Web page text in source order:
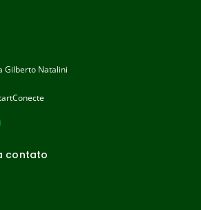
Gilberto Natalini
contato